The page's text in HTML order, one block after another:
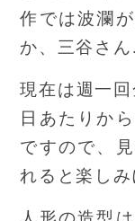
作では波瀾
か、三谷さん
現在は週一
日あたりか
ですので、
れると楽しみ